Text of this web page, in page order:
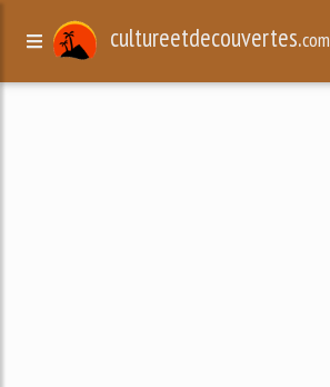
cultureetdecouvertes.com